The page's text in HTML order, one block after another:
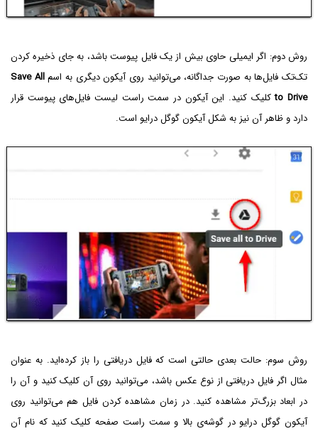
روش دوم: اگر ایمیلی حاوی بیش از یک فایل پیوست باشد، به جای ذخیره کردن
تک‌تک فایل‌ها به صورت جداگانه، می‌توانید روی آیکون دیگری به اسمSave All
to Driveکلیک کنید. این آیکون در سمت راست لیست فایل‌های پیوست قرار
دارد و ظاهر آن نیز به شکل آیکون گوگل درایو است.
روش سوم: حالت بعدی حالتی است که فایل دریافتی را باز کرده‌اید. به عنوان
مثال اگر فایل دریافتی از نوع عکس باشد، می‌توانید روی آن کلیک کنید و آن را
در ابعاد بزرگ‌تر مشاهده کنید. در زمان مشاهده کردن فایل هم می‌توانید روی
آیکون گوگل درایو در گوشه‌ی بالا و سمت راست صفحه کلیک کنید که نام آن